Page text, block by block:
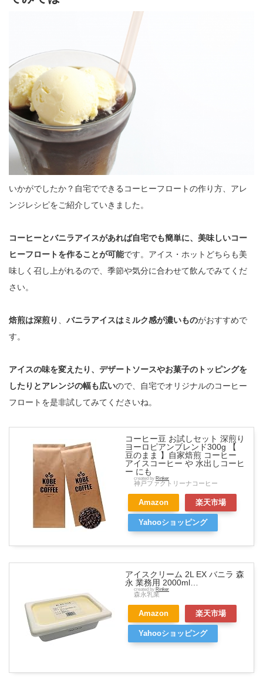
いかがでしたか？自宅でできるコーヒーフロートの作り方、アレ
ンジレシピをご紹介していきました。
コーヒーとバニラアイスがあれば自宅でも簡単に、美味しいコー
ヒーフロートを作ることが可能です。アイス・ホットどちらも美
味しく召し上がれるので、季節や気分に合わせて飲んでみてくだ
さい。
焙煎は深煎り バニラアイスはミルク感が濃いものがおすすめで
す。
アイスの味を変えたり、デザートソースやお菓子のトッピングを
したりとアレンジの幅も広いので、自宅でオリジナルのコーヒー
フロートを是非試してみてくださいね。
コーヒー豆 お試しセット 深煎り
ヨーロピアンブレンド300g 【
豆のまま 】自家焙煎 コーヒー
アイスコーヒー や 水出しコーヒ
ー にも
created by Rinker
神戸ファクトリーナコーヒー
Amazon 楽天市場
Yahooショッピング
アイスクリーム 2L EX バニラ 森
永 業務用 2000ml…
created by Rinker
森永乳業
Amazon 楽天市場
Yahooショッピング